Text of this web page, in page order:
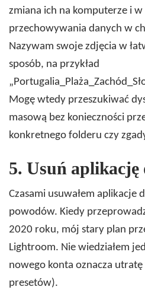
zmiana ich na komputerze i
przechowywania danych w
Nazywam swoje zdjęcia w
sposób, na przykład
Mogę wtedy przeszukiwać
masową bez konieczności
konkretnego folderu czy
5.Usuń aplikację
Czasami usuwałem aplikacje
powodów. Kiedy
2020 roku, mój stary plan
Lightroom. Nie wiedziałem
nowego konta oznacza
presetów).